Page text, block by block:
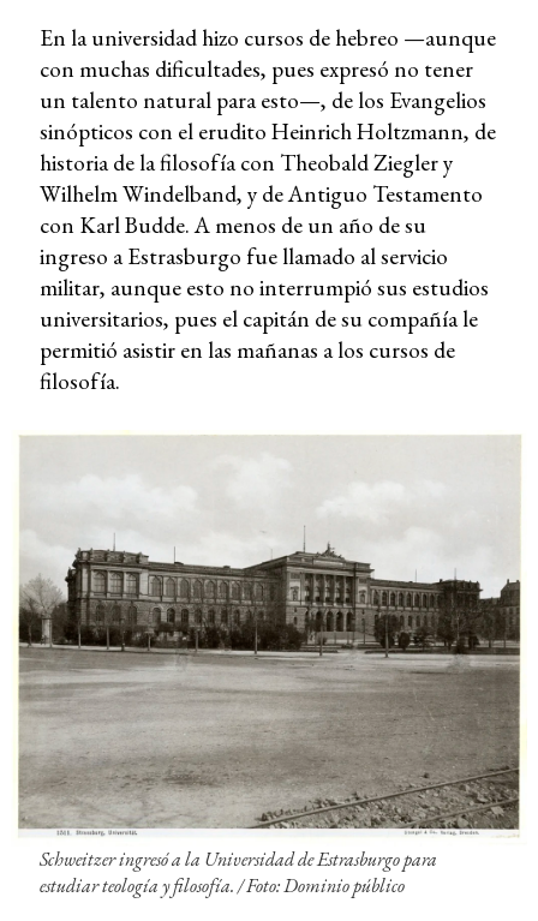
En la universidad hizo cursos de hebreo —aunque
con muchas dificultades, pues expresó no tener
un talento natural para esto—, de los Evangelios
sinópticos con el erudito Heinrich Holtzmann, de
historia de la filosofía con Theobald Ziegler y
Wilhelm Windelband, y de Antiguo Testamento
con Karl Budde. A menos de un año de su
ingreso a Estrasburgo fue llamado al servicio
militar, aunque esto no interrumpió sus estudios
universitarios, pues el capitán de su compañía le
permitió asistir en las mañanas a los cursos de
filosofía.
Schweitzer ingresó a la Universidad de Estrasburgo para
estudiar teología y filosofía. / Foto: Dominio público